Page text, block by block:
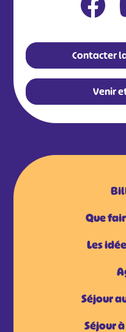
Contacter
Venir
Que
Les
Séjour
Séjour